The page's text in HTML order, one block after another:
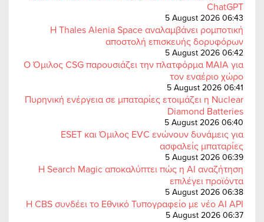
ChatGPT
5 August 2026 06:43
Η Thales Alenia Space αναλαμβάνει ρομποτική
αποστολή επισκευής δορυφόρων
5 August 2026 06:42
Ο Όμιλος CSG παρουσιάζει την πλατφόρμα MAIA για
τον εναέριο χώρο
5 August 2026 06:41
Πυρηνική ενέργεια σε μπαταρίες ετοιμάζει η Nuclear
Diamond Batteries
5 August 2026 06:40
ESET και Όμιλος EVC ενώνουν δυνάμεις για
ασφαλείς μπαταρίες
5 August 2026 06:39
Η Search Magic αποκαλύπτει πώς η AI αναζήτηση
επιλέγει προϊόντα
5 August 2026 06:38
Η CBS συνδέει το Εθνικό Τυπογραφείο με νέο AI API
5 August 2026 06:37